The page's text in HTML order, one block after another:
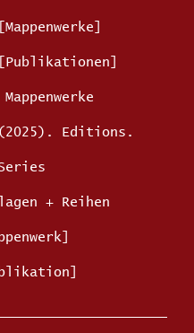
Mappenwerke
(2025). Editions.
+ Reihen